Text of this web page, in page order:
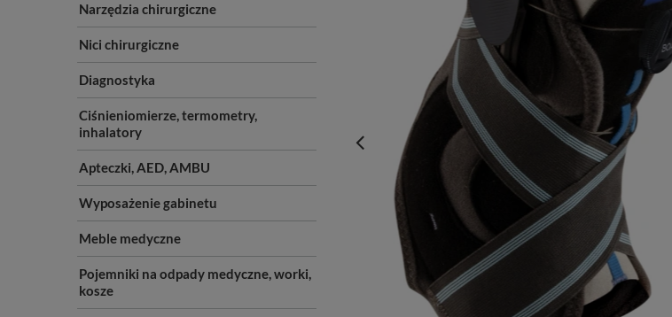
Narzędzia chirurgiczne
Nici chirurgiczne
Diagnostyka
Ciśnieniomierze, termometry,
inhalatory
Apteczki, AED, AMBU
Wyposażenie gabinetu
Meble medyczne
Pojemniki na odpady medyczne, worki,
kosze